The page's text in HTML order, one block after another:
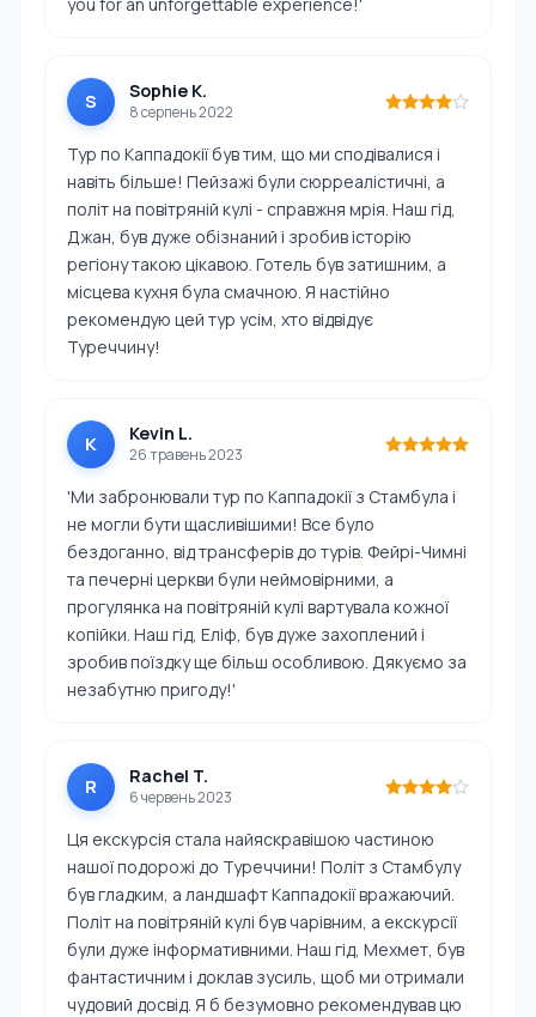
S Sophie K.
8 серпень 2022
Тур по Каппадокії був тим, що ми сподівалися і
навіть більше! Пейзажі були сюрреалістичні, а
політ на повітряній кулі - справжня мрія. Наш гід,
Джан, був дуже обізнаний і зробив історію
регіону такою цікавою. Готель був затишним, а
місцева кухня була смачною. Я настійно
рекомендую цей тур усім, хто відвідує
Туреччину!
K Kevin L.
26 травень 2023
'Ми забронювали тур по Каппадокії з Стамбула і
не могли бути щасливішими! Все було
бездоганно, від трансферів до турів. Фейрі-Чимні
та печерні церкви були неймовірними, а
прогулянка на повітряній кулі вартувала кожної
копійки. Наш гід, Еліф, був дуже захоплений і
зробив поїздку ще більш особливою. Дякуємо за
незабутню пригоду!'
R Rachel T.
6 червень 2023
Ця екскурсія стала найяскравішою частиною
нашої подорожі до Туреччини! Політ з Стамбулу
був гладким, а ландшафт Каппадокії вражаючий.
Політ на повітряній кулі був чарівним, а екскурсії
були дуже інформативними. Наш гід, Мехмет, був
фантастичним і доклав зусиль, щоб ми отримали
чудовий досвід. Я б безумовно рекомендував цю